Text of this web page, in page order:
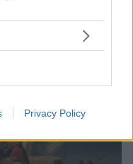
Privacy Policy